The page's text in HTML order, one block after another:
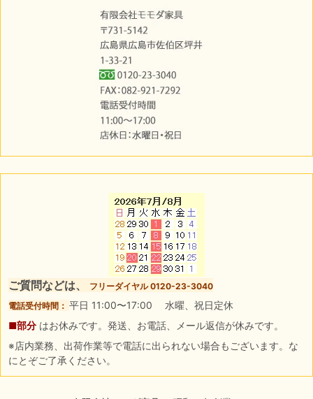
ご質問などは、
フリーダイヤル 0120-23-3040
電話受付時間： 平日 11:00〜17:00 水曜、祝日定休
■部分 はお休みです。発送、お電話、メール返信が休みです。
※店内業務、出荷作業等で電話に出られない場合もございます。な
にとぞご了承ください。